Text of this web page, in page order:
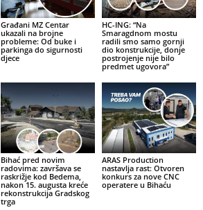
Građani MZ Centar
ukazali na brojne
probleme: Od buke i
parkinga do sigurnosti
djece
HC-ING: “Na
Smaragdnom mostu
radili smo samo gornji
dio konstrukcije, donje
postrojenje nije bilo
predmet ugovora”
Bihać pred novim
radovima: završava se
raskrižje kod Bedema,
nakon 15. augusta kreće
rekonstrukcija Gradskog
trga
ARAS Production
nastavlja rast: Otvoren
konkurs za nove CNC
operatere u Bihaću